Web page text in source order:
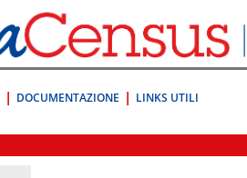
DOCUMENTAZIONE LINKS UTILI